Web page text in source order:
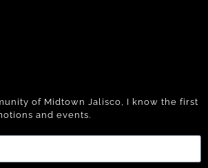
of Midtown Jalisco, I know the first
and events.